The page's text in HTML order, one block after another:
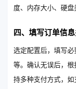
度、内存大小、硬盘
四、填写订单信
选定配置后，填写
等。确认无误后，
持多种支付方式，如